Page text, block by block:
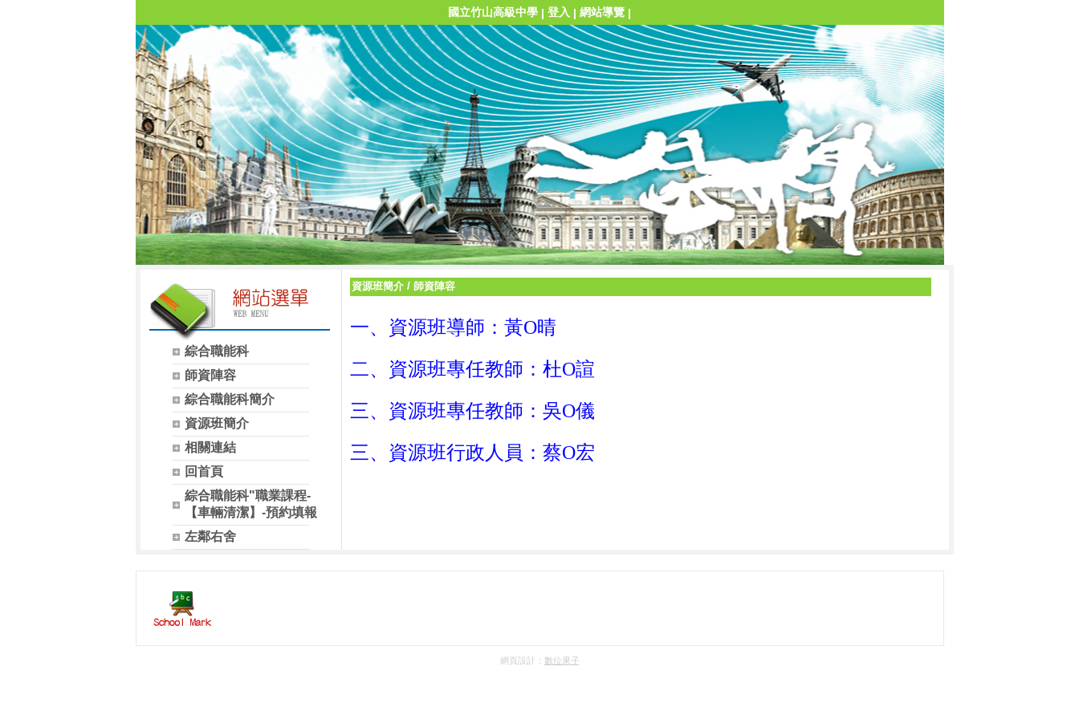
國立竹山高級中學 | 登入 | 網站導覽 |
綜合職能科
師資陣容
綜合職能科簡介
資源班簡介
相關連結
回首頁
綜合職能科"職業課程-
【車輛清潔】-預約填報
左鄰右舍
資源班簡介/ 師資陣容
一、資源班導師：黃O晴
二、資源班專任教師：杜O諠
三、資源班專任教師：吳O儀
三、資源班行政人員：蔡O宏
網頁設計： 數位果子